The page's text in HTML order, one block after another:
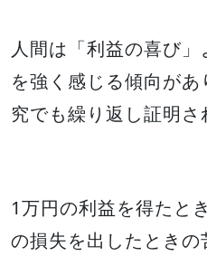
人間は「利益の喜び」
を強く感じる傾向が
究でも繰り返し証明さ
1万円の利益を得たと
の損失を出したとき